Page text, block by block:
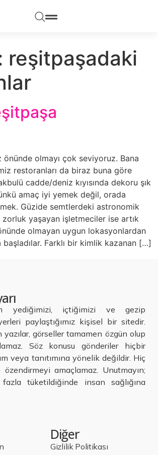
reşitpaşadaki
olmayı çok seviyoruz. Bana
restoranları da biraz buna göre
cadde/deniz kıyısında dekoru şık
amaç iyi yemek değil, orada
Güzide semtlerdeki astronomik
yaşayan işletmeciler ise artık
olmayan uygun lokasyonlardan
Farklı bir kimlik kazanan […]
yediğimizi, içtiğimizi ve gezip
paylaştığımız kişisel bir sitedir.
görseller tamamen özgün olup
Söz konusu gönderiler hiçbir
veya tanıtımına yönelik değildir. Hiç
amaçlamaz. Unutmayın;
tüketildiğinde insan sağlığına
Diğer
Gizlilik Politikası